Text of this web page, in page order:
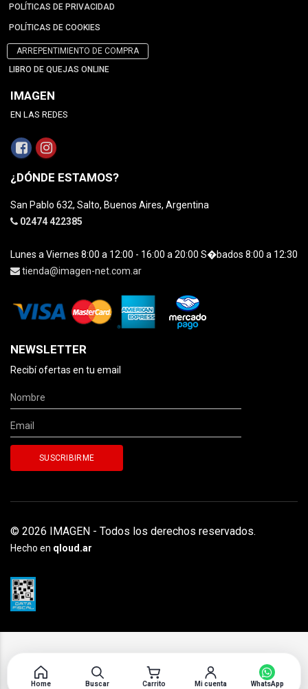
POLÍTICAS DE PRIVACIDAD
POLÍTICAS DE COOKIES
ARREPENTIMIENTO DE COMPRA
LIBRO DE QUEJAS ONLINE
IMAGEN
EN LAS REDES
¿DÓNDE ESTAMOS?
San Pablo 632, Salto, Buenos Aires, Argentina
02474 422385
Lunes a Viernes 8:00 a 12:00 - 16:00 a 20:00 S�bados 8:00 a 12:30
tienda@imagen-net.com.ar
NEWSLETTER
Recibí ofertas en tu email
© 2026 IMAGEN - Todos los derechos reservados.
Hecho en qloud.ar
Home Buscar Carrito Mi cuenta